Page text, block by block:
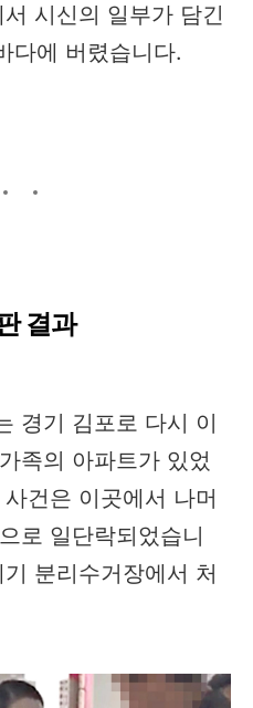
시신의 일부가 담긴
다에 버렸습니다.
결과
경기 김포로 다시 이
족의 아파트가 있었
건은 이곳에서 나머
로 일단락되었습니
분리수거장에서 처